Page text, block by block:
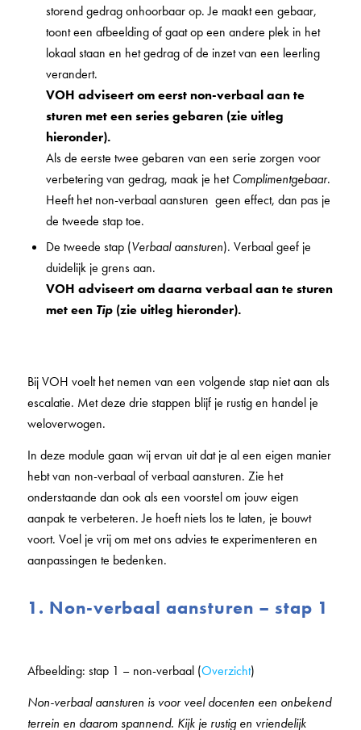
storend gedrag onhoorbaar op. Je maakt een gebaar,
toont een afbeelding of gaat op een andere plek in het
lokaal staan en het gedrag of de inzet van een leerling
verandert.
VOH adviseert om eerst non-verbaal aan te
sturen met een series gebaren (zie uitleg
hieronder).
Als de eerste twee gebaren van een serie zorgen voor
verbetering van gedrag, maak je hetComplimentgebaar.
Heeft het non-verbaal aansturen geen effect, dan pas je
de tweede stap toe.
De tweede stap (Verbaal aansturen). Verbaal geef je
duidelijk je grens aan.
VOH adviseert om daarna verbaal aan te sturen
met een Tip(zie uitleg hieronder).
Bij VOH voelt het nemen van een volgende stap niet aan als
escalatie. Met deze drie stappen blijf je rustig en handel je
weloverwogen.
In deze module gaan wij ervan uit dat je al een eigen manier
hebt van non-verbaal of verbaal aansturen. Zie het
onderstaande dan ook als een voorstel om jouw eigen
aanpak te verbeteren. Je hoeft niets los te laten, je bouwt
voort. Voel je vrij om met ons advies te experimenteren en
aanpassingen te bedenken.
1. Non-verbaal aansturen – stap 1
Afbeelding: stap 1 – non-verbaal (Overzicht)
Non-verbaal aansturen is voor veel docenten een onbekend
terrein en daarom spannend. Kijk je rustig en vriendelijk